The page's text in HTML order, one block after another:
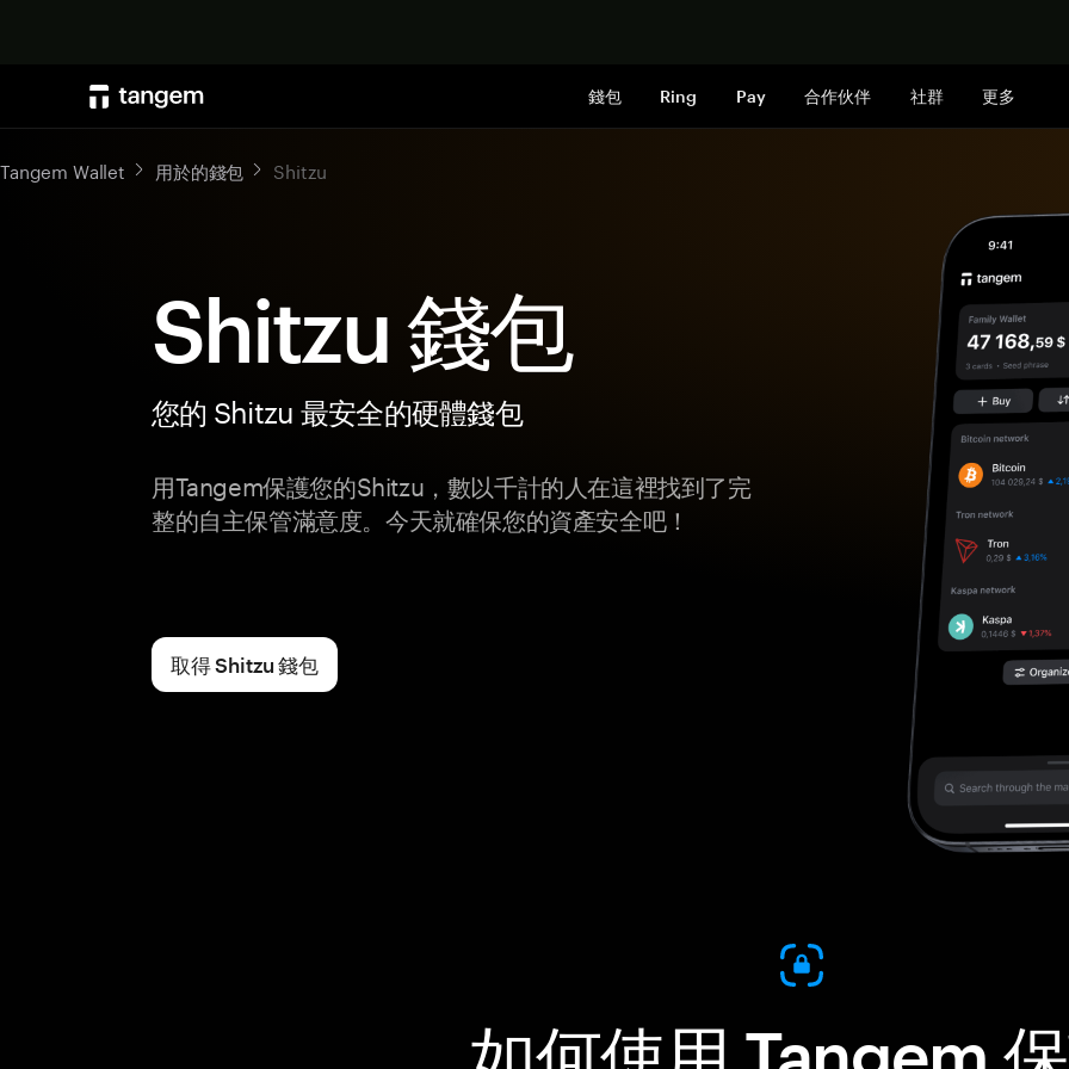
錢包 Ring Pay 合作伙伴 社群 更多
Tangem Wallet 用於的錢包 Shitzu
Shitzu 錢包
您的 Shitzu 最安全的硬體錢包
用Tangem保護您的Shitzu，數以千計的人在這裡找到了完
整的自主保管滿意度。今天就確保您的資產安全吧！
取得 Shitzu 錢包